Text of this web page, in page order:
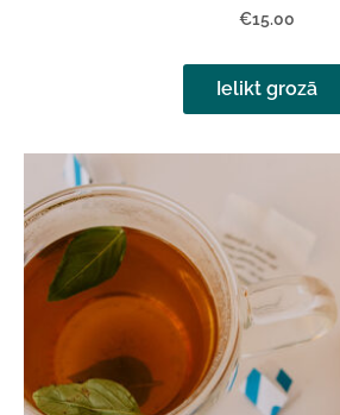
€15.00
Ielikt grozā